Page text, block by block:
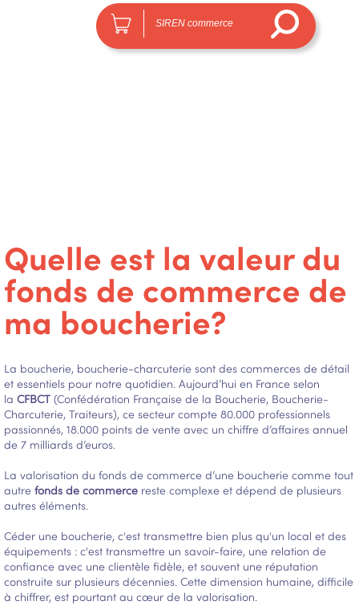
Quelle est la valeur du
fonds de commerce de
ma boucherie?
La boucherie, boucherie-charcuterie sont des commerces de détail
et essentiels pour notre quotidien. Aujourd’hui en France selon
la CFBCT (Confédération Française de la Boucherie, Boucherie-
Charcuterie, Traiteurs), ce secteur compte 80.000 professionnels
passionnés, 18.000 points de vente avec un chiffre d’affaires annuel
de 7 milliards d’euros.
La valorisation du fonds de commerce d’une boucherie comme tout
autre fonds de commerce reste complexe et dépend de plusieurs
autres éléments.
Céder une boucherie, c'est transmettre bien plus qu'un local et des
équipements : c'est transmettre un savoir-faire, une relation de
confiance avec une clientèle fidèle, et souvent une réputation
construite sur plusieurs décennies. Cette dimension humaine, difficile
à chiffrer, est pourtant au cœur de la valorisation.